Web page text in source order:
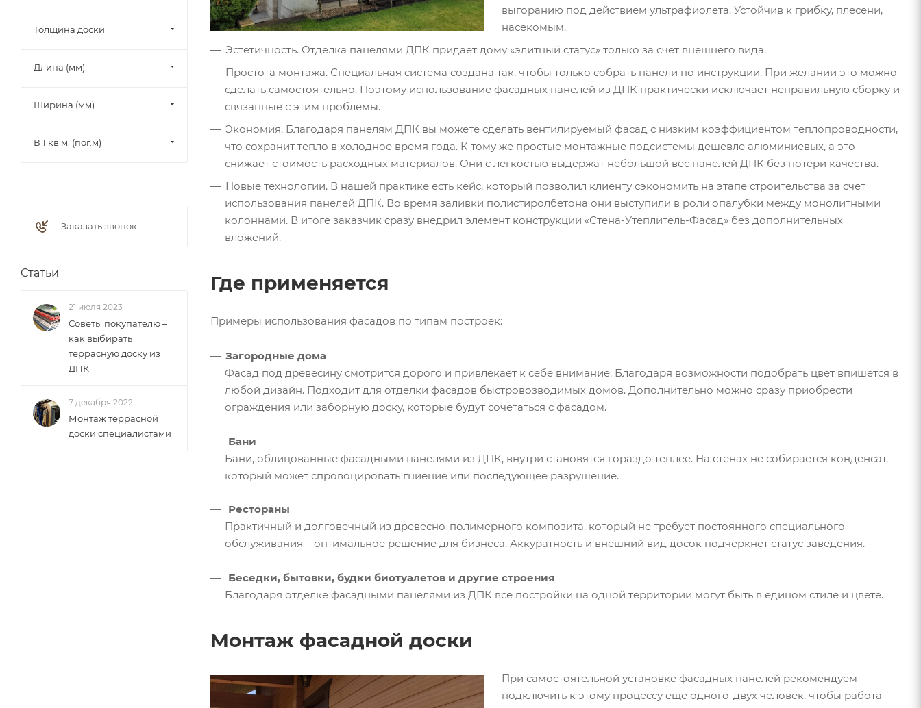
выгоранию под действием ультрафиолета. Устойчив к грибку, плесени,
насекомым.
Эстетичность. Отделка панелями ДПК придает дому «элитный статус» только за счет внешнего вида.
Простота монтажа. Специальная система создана так, чтобы только собрать панели по инструкции. При желании это можно
сделать самостоятельно. Поэтому использование фасадных панелей из ДПК практически исключает неправильную сборку и
связанные с этим проблемы.
Экономия. Благодаря панелям ДПК вы можете сделать вентилируемый фасад с низким коэффициентом теплопроводности,
что сохранит тепло в холодное время года. К тому же простые монтажные подсистемы дешевле алюминиевых, а это
снижает стоимость расходных материалов. Они с легкостью выдержат небольшой вес панелей ДПК без потери качества.
Новые технологии. В нашей практике есть кейс, который позволил клиенту сэкономить на этапе строительства за счет
использования панелей ДПК. Во время заливки полистиролбетона они выступили в роли опалубки между монолитными
колоннами. В итоге заказчик сразу внедрил элемент конструкции «Стена-Утеплитель-Фасад» без дополнительных
вложений.
Где применяется
Примеры использования фасадов по типам построек:
Загородные дома
Фасад под древесину смотрится дорого и привлекает к себе внимание. Благодаря возможности подобрать цвет впишется в
любой дизайн. Подходит для отделки фасадов быстровозводимых домов. Дополнительно можно сразу приобрести
ограждения или заборную доску, которые будут сочетаться с фасадом.
Бани
Бани, облицованные фасадными панелями из ДПК, внутри становятся гораздо теплее. На стенах не собирается конденсат,
который может спровоцировать гниение или последующее разрушение.
Рестораны
Практичный и долговечный из древесно-полимерного композита, который не требует постоянного специального
обслуживания – оптимальное решение для бизнеса. Аккуратность и внешний вид досок подчеркнет статус заведения.
Беседки, бытовки, будки биотуалетов и другие строения
Благодаря отделке фасадными панелями из ДПК все постройки на одной территории могут быть в едином стиле и цвете.
Монтаж фасадной доски
При самостоятельной установке фасадных панелей рекомендуем
подключить к этому процессу еще одного-двух человек, чтобы работа
Толщина доски
Длина (мм)
Ширина (мм)
В 1 кв.м. (пог.м)
Заказать звонок
Статьи
21 июля 2023
Советы покупателю –
как выбирать
террасную доску из
ДПК
7 декабря 2022
Монтаж террасной
доски специалистами